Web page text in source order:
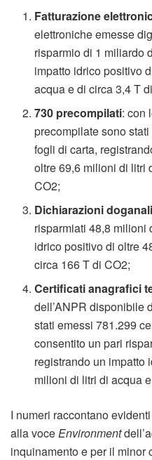
Fatturazione
elettroniche emesse
risparmio di 1 miliardo
impatto idrico positivo
acqua e di circa 3,4 T
730 precompilati: con
precompilate sono
fogli di carta,
oltre 69,6 milioni di litri
CO2;
Dichiarazioni
risparmiati 48,8 milioni
idrico positivo di oltre
circa 166 T di CO2;
Certificati anagrafici
dell’ANPR disponibile
stati emessi 781.299
consentito un pari
registrando un impatto
milioni di litri di acqua
I numeri raccontano
alla voceEnvironment
inquinamento e per il minor